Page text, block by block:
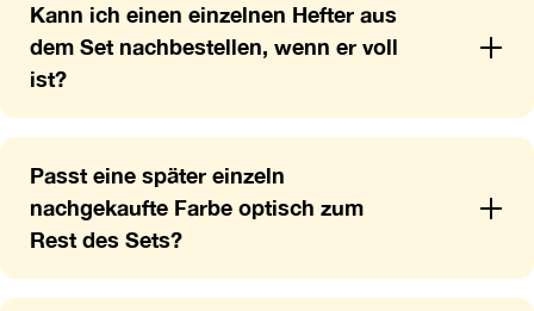
Kann ich einen einzelnen Hefter aus
dem Set nachbestellen, wenn er voll
ist?
Passt eine später einzeln
nachgekaufte Farbe optisch zum
Rest des Sets?